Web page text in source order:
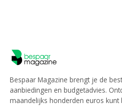
Bespaar Magazine brengt je de
aanbiedingen en budgetadvies.
maandelijks honderden euros kunt